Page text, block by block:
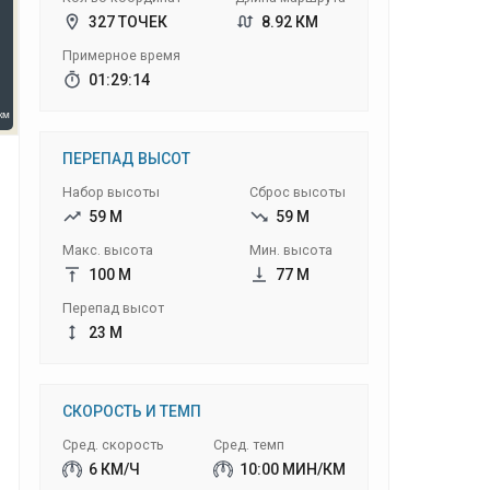
327 ТОЧЕК
Примерное время
01:29:14
8.92 КМ
ПЕРЕПАД ВЫСОТ
Набор высоты
59 М
Макс. высота
100 М
Перепад высот
23 М
Сброс высоты
59 М
Мин. высота
77 М
СКОРОСТЬ И ТЕМП
Сред. скорость
6 КМ/Ч
Сред. темп
10:00 МИН/КМ